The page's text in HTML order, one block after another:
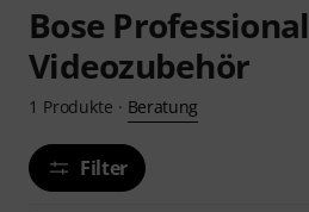
Bose Professional
Videozubehör
1 Produkte · Beratung
Filter